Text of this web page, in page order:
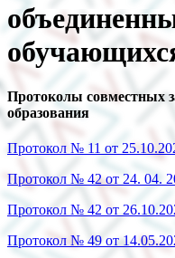
Протоколы совместных
образования
Протокол № 11 от
Протокол № 42 от 24. 04.
Протокол № 42 от
Протокол № 49 от